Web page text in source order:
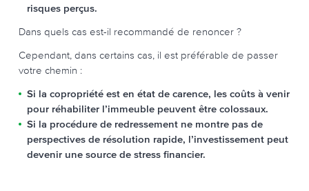
risques perçus.
Dans quels cas est-il recommandé de renoncer ?
Cependant, dans certains cas, il est préférable de passer
votre chemin :
Si la copropriété est en état de carence, les coûts à venir
pour réhabiliter l’immeuble peuvent être colossaux.
Si la procédure de redressement ne montre pas de
perspectives de résolution rapide, l’investissement peut
devenir une source de stress financier.